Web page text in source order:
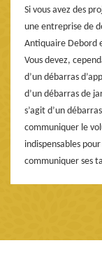
Si vous avez des
une entreprise de
Antiquaire Debord
Vous devez,
d’un débarras
d’un débarras de
s’agit d’un
communiquer le
indispensables
communiquer ses